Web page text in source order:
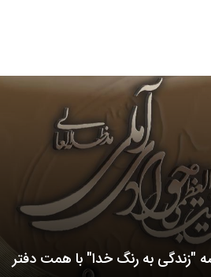
به رنگ خدا" با همت دفتر